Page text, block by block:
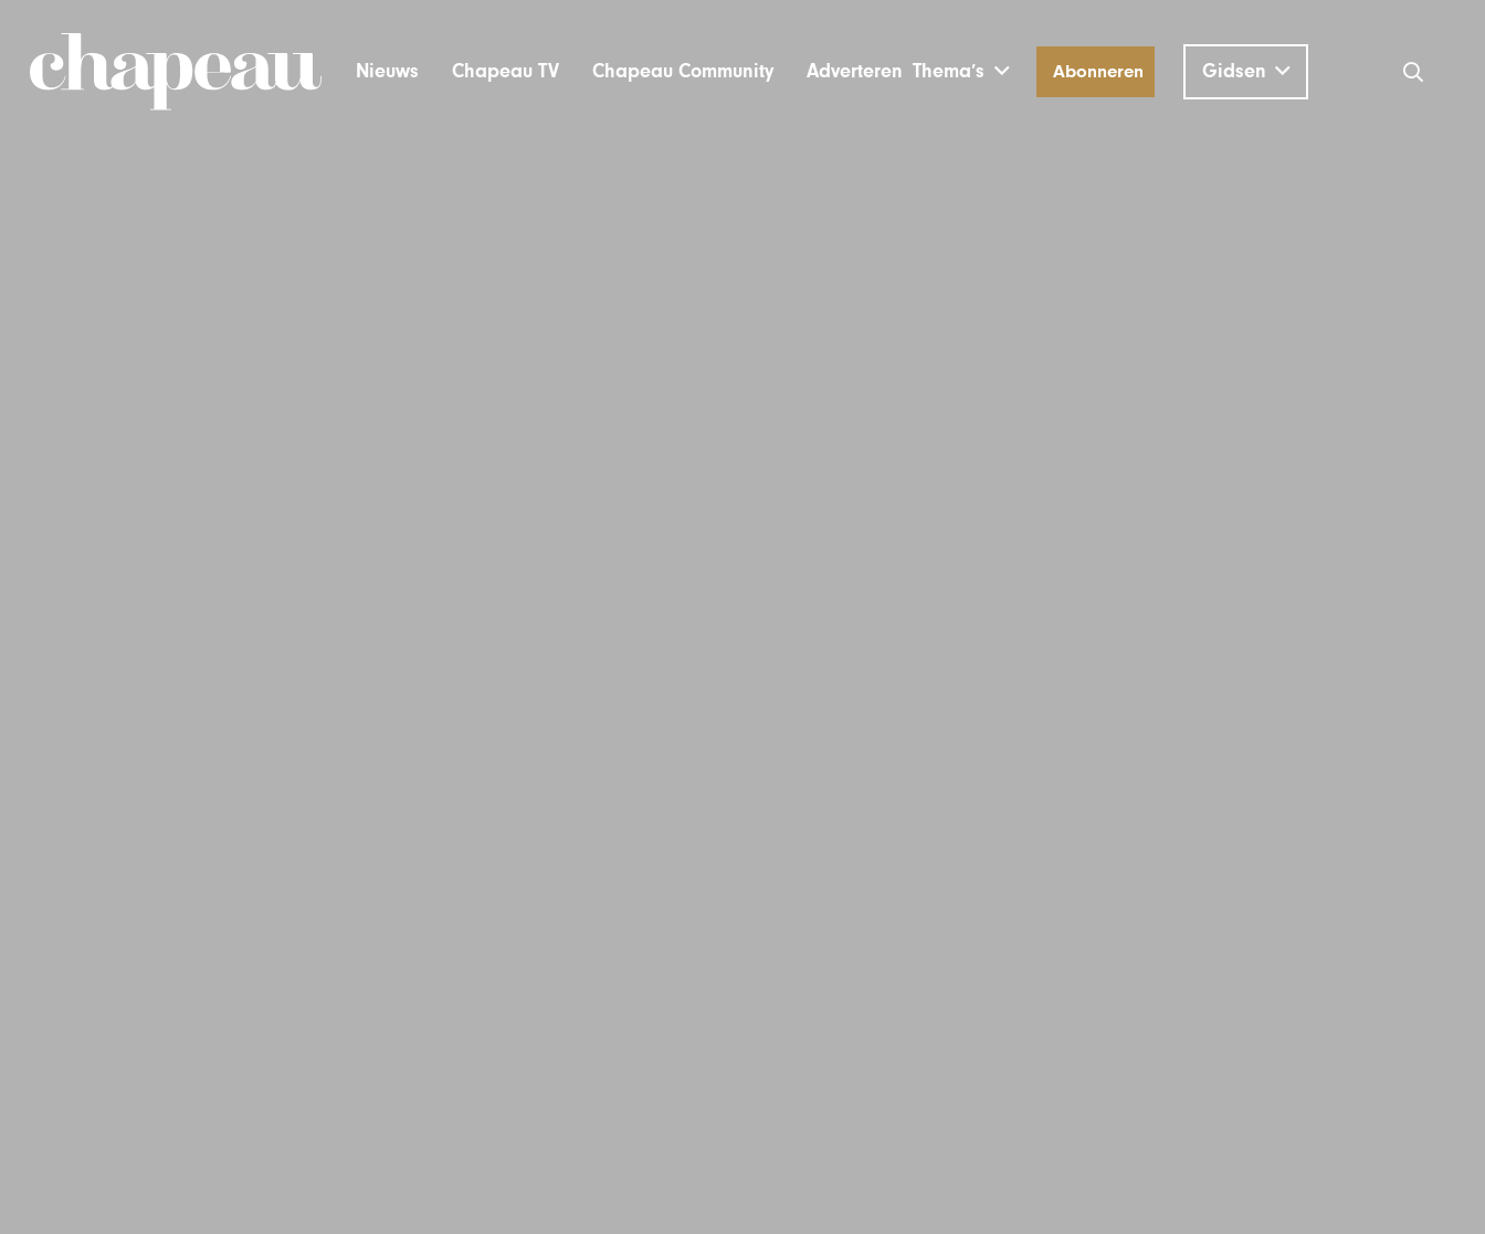
Nieuws Chapeau TV Chapeau Community Adverteren Thema’s Abonneren Gidsen